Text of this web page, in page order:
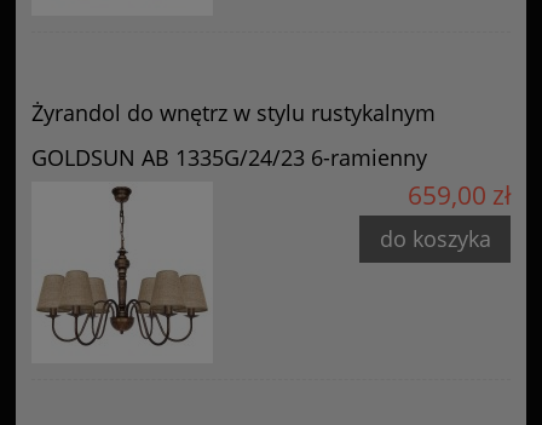
Żyrandol do wnętrz w stylu rustykalnym
GOLDSUN AB 1335G/24/23 6-ramienny
659,00 zł
do koszyka